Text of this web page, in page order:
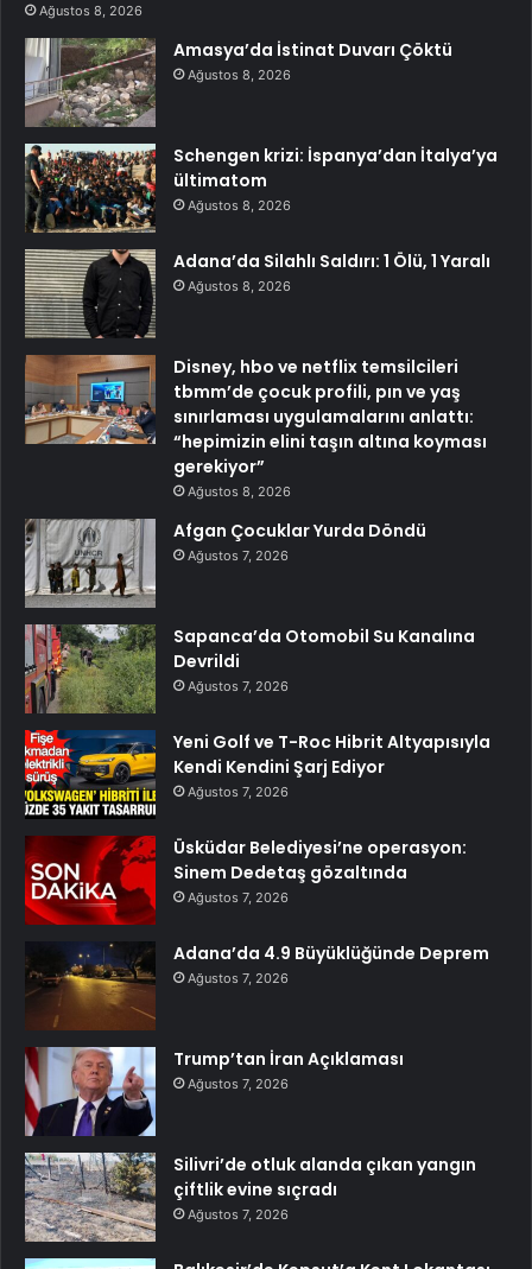
Ağustos 8, 2026
Amasya’da İstinat Duvarı Çöktü
Ağustos 8, 2026
Schengen krizi: İspanya’dan İtalya’ya
ültimatom
Ağustos 8, 2026
Adana’da Silahlı Saldırı: 1 Ölü, 1 Yaralı
Ağustos 8, 2026
Disney, hbo ve netflix temsilcileri
tbmm’de çocuk profili, pın ve yaş
sınırlaması uygulamalarını anlattı:
“hepimizin elini taşın altına koyması
gerekiyor”
Ağustos 8, 2026
Afgan Çocuklar Yurda Döndü
Ağustos 7, 2026
Sapanca’da Otomobil Su Kanalına
Devrildi
Ağustos 7, 2026
Yeni Golf ve T-Roc Hibrit Altyapısıyla
Kendi Kendini Şarj Ediyor
Ağustos 7, 2026
Üsküdar Belediyesi’ne operasyon:
Sinem Dedetaş gözaltında
Ağustos 7, 2026
Adana’da 4.9 Büyüklüğünde Deprem
Ağustos 7, 2026
Trump’tan İran Açıklaması
Ağustos 7, 2026
Silivri’de otluk alanda çıkan yangın
çiftlik evine sıçradı
Ağustos 7, 2026